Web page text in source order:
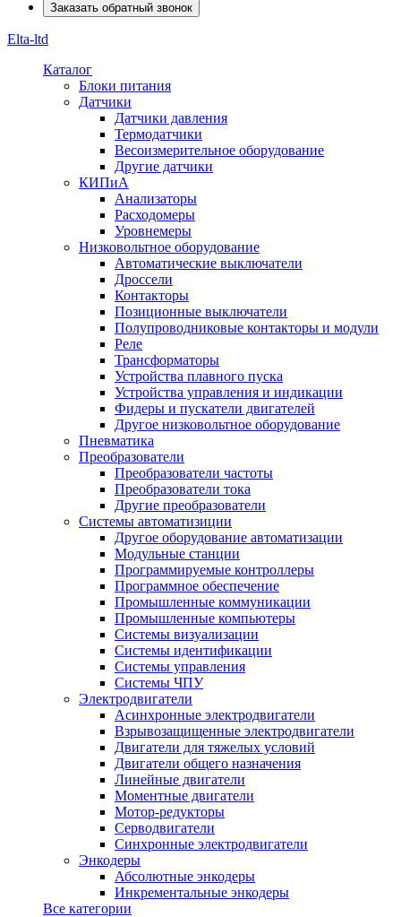
Заказать обратный звонок
Elta-ltd
Каталог
Блоки питания
Датчики
Датчики давления
Термодатчики
Весоизмерительное оборудование
Другие датчики
КИПиА
Анализаторы
Расходомеры
Уровнемеры
Низковольтное оборудование
Автоматические выключатели
Дроссели
Контакторы
Позиционные выключатели
Полупроводниковые контакторы и модули
Реле
Трансформаторы
Устройства плавного пуска
Устройства управления и индикации
Фидеры и пускатели двигателей
Другое низковольтное оборудование
Пневматика
Преобразователи
Преобразователи частоты
Преобразователи тока
Другие преобразователи
Системы автоматизиции
Другое оборудование автоматизации
Модульные станции
Программируемые контроллеры
Программное обеспечение
Промышленные коммуникации
Промышленные компьютеры
Системы визуализации
Системы идентификации
Системы управления
Системы ЧПУ
Электродвигатели
Асинхронные электродвигатели
Взрывозащищенные электродвигатели
Двигатели для тяжелых условий
Двигатели общего назначения
Линейные двигатели
Моментные двигатели
Мотор-редукторы
Серводвигатели
Синхронные электродвигатели
Энкодеры
Абсолютные энкодеры
Инкрементальные энкодеры
Все категории